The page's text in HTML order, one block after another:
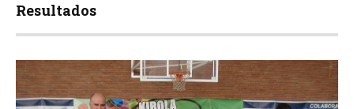
Resultados